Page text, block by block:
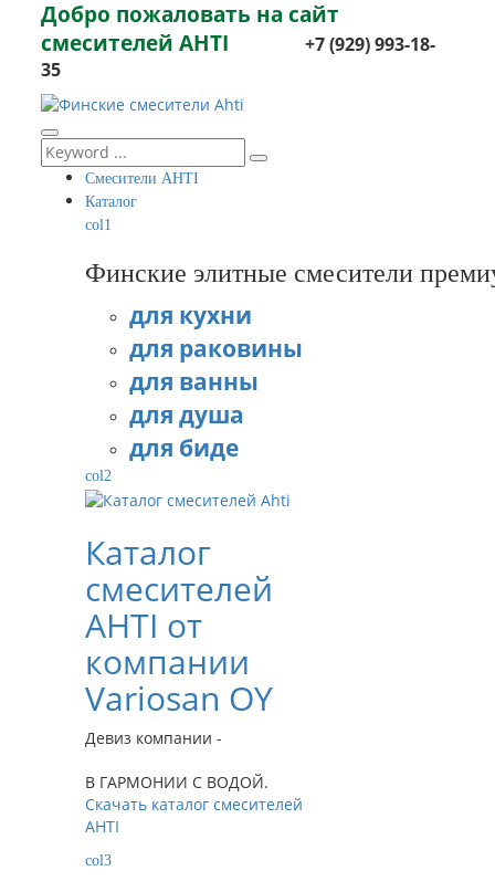
Добро пожаловать на сайт
смесителей AHTI
+7 (929) 993-18-
35
Смесители AHTI
Каталог
col1
Финские элитные смесители
для кухни
для раковины
для ванны
для душа
для биде
col2
Каталог
смесителей
AHTI от
компании
Variosan OY
Девиз компании -
В ГАРМОНИИ С ВОДОЙ.
Скачать каталог смесителей
AHTI
col3